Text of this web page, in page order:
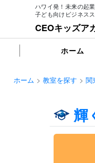
ハワイ発！未来の起
子ども向けビジネス
CEOキッズア
ホーム
ホーム 教室を探す 関
輝